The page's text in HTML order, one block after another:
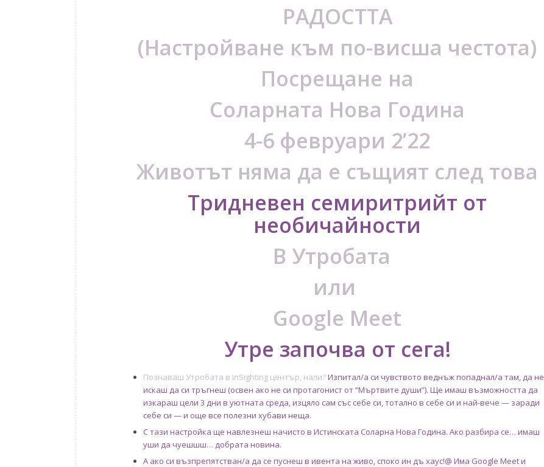
РАДОСТТА
(Настройване към по-висша честота)
Посрещане на
Соларната Нова Година
4-6 февруари 2’22
Животът няма да е същият след това
Тридневен семиритрийт от
необичайности
В Утробата
или
Google Meet
Утре започва от сега!
Познаваш Утробата в InSighting център, нали?Изпитал/а си чувството веднъж попаднал/а там, да не
искаш да си тръгнеш (освен ако не си протагонист от “Мъртвите души”). Ще имаш възможността да
изкараш цели 3 дни в уютната среда, изцяло сам със себе си, тотално в себе си и най-вече — заради
себе си — и още все полезни хубави неща.
С тази настройка ще навлезнеш начисто в Истинската Соларна Нова Година. Ако разбира се… имаш
уши да чуешшш… добрата новина.
А ако си възпрепятстван/а да се пуснеш в ивента на живо, споко ин дъ хаус!@ Има Google Meet и